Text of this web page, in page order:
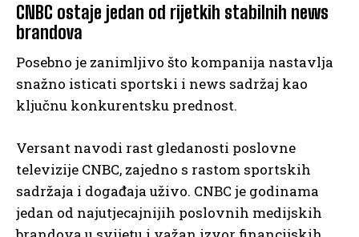
CNBC ostaje jedan od rijetkih stabilnih news
brandova
Posebno je zanimljivo što kompanija nastavlja
snažno isticati sportski i news sadržaj kao
ključnu konkurentsku prednost.
Versant navodi rast gledanosti poslovne
televizije CNBC, zajedno s rastom sportskih
sadržaja i događaja uživo. CNBC je godinama
jedan od najutjecajnijih poslovnih medijskih